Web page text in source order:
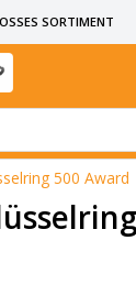
SORTIMENT
RÜCKGABERECHT
SIND
500 Award